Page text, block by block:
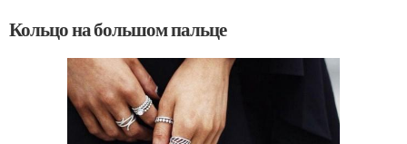
Кольцо на большом пальце